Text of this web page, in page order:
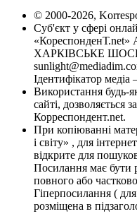
© 2000-2026,
Суб'єкт у сфері
«КореспонденТ.net»
ХАРКІВСЬКЕ ШОСЕ,
Ідентифікатор медіа
Використання будь-
сайті, дозволяється
Корреспондент.net.
При копіюванні
і світу» , для
відкрите для
Посилання має бути
повного або
Гіперпосилання (
розміщена в